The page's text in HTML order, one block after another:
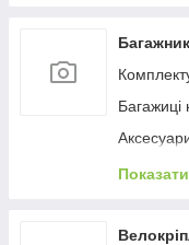
Багажиці
Багажиці
Багажиці